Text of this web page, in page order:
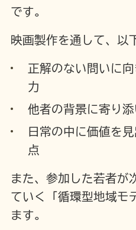
です。
映画製作を通して、以
正解のない問いに
力
他者の背景に寄り
日常の中に価値を
点
また、参加した若者が
ていく「循環型地域モ
ます。